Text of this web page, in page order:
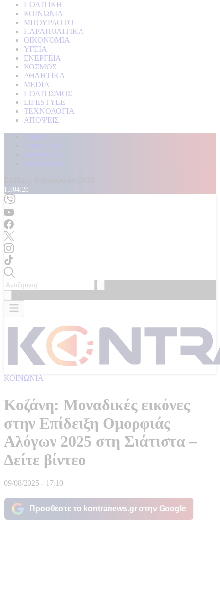
ΠΟΛΙΤΙΚΗ
ΚΟΙΝΩΝΙΑ
ΜΠΟΥΡΛΟΤΟ
ΠΑΡΑΠΟΛΙΤΙΚΑ
ΟΙΚΟΝΟΜΙΑ
ΥΓΕΙΑ
ΕΝΕΡΓΕΙΑ
ΚΟΣΜΟΣ
ΑΘΛΗΤΙΚΑ
MEDIA
ΠΟΛΙΤΙΣΜΟΣ
LIFESTYLE
ΤΕΧΝΟΛΟΓΙΑ
ΑΠΟΨΕΙΣ
Αρχική
Kontra Live
Καταγγελίες
Επικοινωνία
15:04:30
ΚΟΙΝΩΝΙΑ
Κοζάνη: Μοναδικές εικόνες
στην Επίδειξη Ομορφιάς
Αλόγων 2025 στη Σιάτιστα –
Δείτε βίντεο
09/08/2025 - 17:10
Προσθέστε το kontranews.gr στην Google